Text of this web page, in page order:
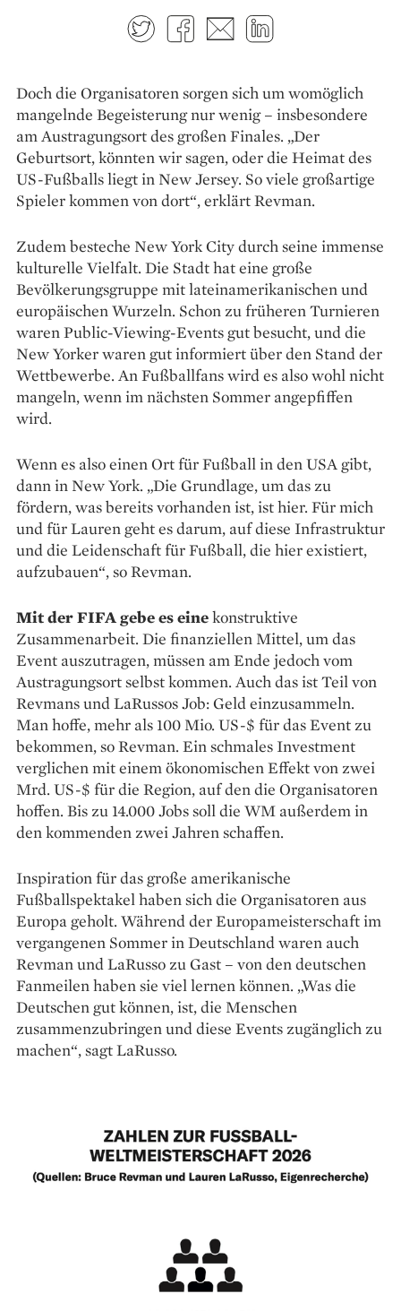
TwitterFacebook
E-mail
Doch die Organisatoren sorgen sich um ­womöglich
mangelnde Begeisterung nur wenig – insbesondere
am Austragungsort des großen Finales. „Der
Geburtsort, könnten wir sagen, oder die Heimat des
US-Fußballs liegt in New Jersey. So viele großartige
Spieler kommen von dort“, erklärt Revman.
Zudem besteche New York City durch seine immense
kulturelle Vielfalt. Die Stadt hat eine große
Bevölkerungsgruppe mit lateinamerikanischen und
europäischen Wurzeln. Schon zu früheren Turnieren
waren Public-Viewing-Events gut besucht, und die
New Yorker waren gut in­formiert über den Stand der
Wettbewerbe. An Fußballfans wird es also wohl nicht
mangeln, wenn im nächsten Sommer angepfiffen
wird.
Wenn es also einen Ort für Fußball in den USA gibt,
dann in New York. „Die Grundlage, um das zu
fördern, was bereits vorhanden ist, ist hier. Für mich
und für Lauren geht es darum, auf diese Infrastruktur
und die Leidenschaft für Fußball, die hier existiert,
aufzubauen“, so Revman.
Mit der FIFA gebe es einekonstruktive
Zusammenarbeit. Die finanziellen Mittel, um das
Event auszutragen, müssen am Ende jedoch vom
Austragungsort selbst kommen. Auch das ist Teil von
Revmans und LaRussos Job: Geld einzusammeln.
Man hoffe, mehr als 100 Mio. US-$ für das Event zu
bekommen, so Revman. Ein schmales Investment
verglichen mit einem ökonomischen Effekt von zwei
Mrd. US-$ für die Region, auf den die Organisatoren
hoffen. Bis zu 14.000 Jobs soll die WM außerdem in
den kommenden zwei Jahren schaffen.
Inspiration für das große amerikanische
Fußballspektakel haben sich die Organisatoren aus
Europa geholt. Während der Europameisterschaft im
vergangenen Sommer in Deutschland waren auch
Revman und LaRusso zu Gast – von den deutschen
Fanmeilen haben sie viel lernen können. „Was die
Deutschen gut können, ist, die Menschen
zusammenzubringen und diese Events zugänglich zu
machen“, sagt LaRusso.